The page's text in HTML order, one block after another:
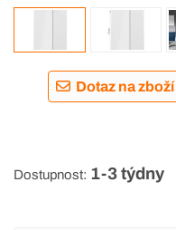
Dotaz na zboží
Dostupnost: 1-3 týdny